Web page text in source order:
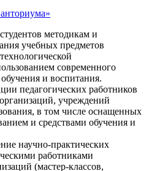
методикам и
учебных предметов
современного
и воспитания.
педагогических работников
учреждений
в том числе оснащенных
и средствами обучения и
научно-практических
работниками
(мастер-классов,